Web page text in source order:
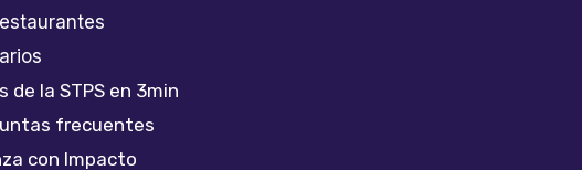
de la STPS en 3min
frecuentes
con Impacto